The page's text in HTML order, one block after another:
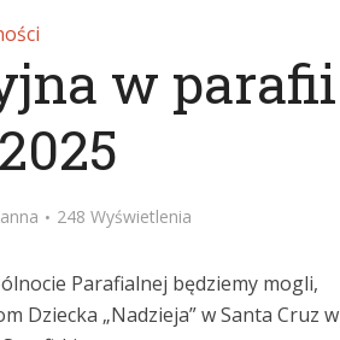
w parafii
248 Wyświetlenia
Parafialnej będziemy mogli,
Dziecka „Nadzieja” w Santa Cruz w